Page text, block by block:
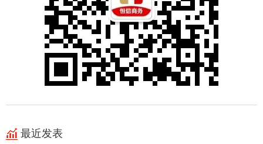
最近发表